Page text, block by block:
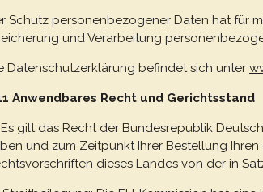
Schutz personenbezogener Daten hat für
und Verarbeitung
Datenschutzerklärung befindet sich unter
Anwendbares Recht und Gerichtsstand
Es gilt das Recht der Bundesrepublik
und zum Zeitpunkt Ihrer Bestellung
dieses Landes von der in